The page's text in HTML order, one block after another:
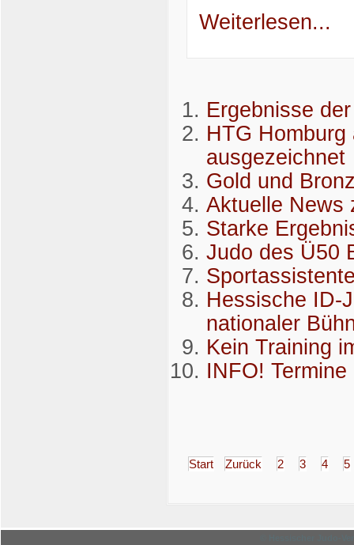
Weiterlesen...
Ergebnisse
HTG
ausgezeichnet
Gold und
Aktuelle News
Starke
Judo des Ü50
Hessische ID-
nationaler
Kein Training
INFO!
Start Zurück 2 3 4 5